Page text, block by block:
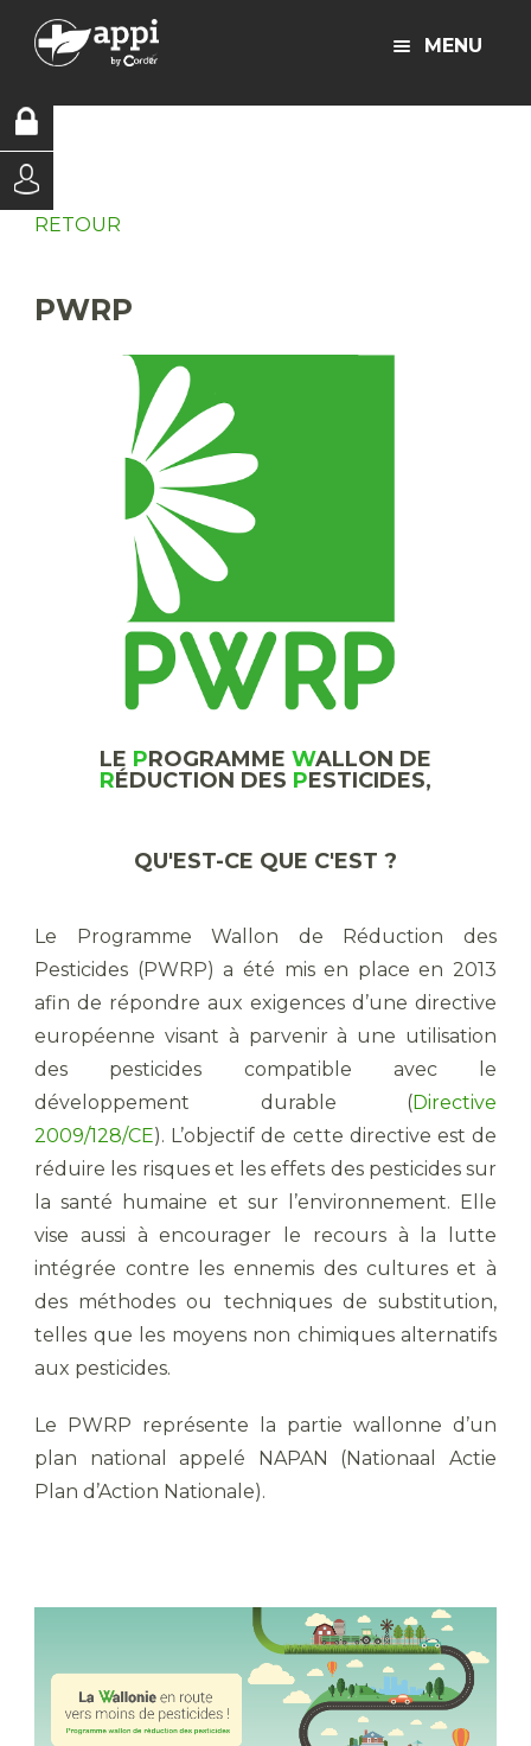
MENU
RETOUR
PWRP
LE PROGRAMME WALLON DE
RÉDUCTION DES PESTICIDES,
QU'EST-CE QUE C'EST ?
Le Programme Wallon de Réduction des
Pesticides (PWRP) a été mis en place en 2013
afin de répondre aux exigences d’une directive
européenne visant à parvenir à une utilisation
des pesticides compatible avec le
développement durable (Directive
2009/128/CE). L’objectif de cette directive est de
réduire les risques et les effets des pesticides sur
la santé humaine et sur l’environnement. Elle
vise aussi à encourager le recours à la lutte
intégrée contre les ennemis des cultures et à
des méthodes ou techniques de substitution,
telles que les moyens non chimiques alternatifs
aux pesticides.
Le PWRP représente la partie wallonne d’un
plan national appelé NAPAN (Nationaal Actie
Plan d’Action Nationale).